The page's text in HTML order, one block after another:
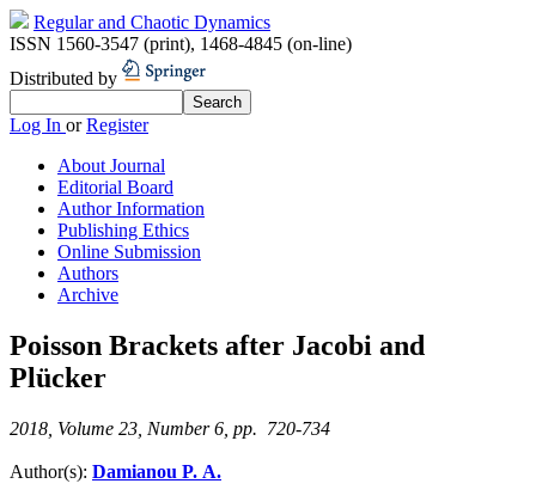
Regular and Chaotic Dynamics
ISSN 1560-3547 (print), 1468-4845 (on-line)
Distributed by
Log In orRegister
About Journal
Editorial Board
Author Information
Publishing Ethics
Online Submission
Authors
Archive
Poisson Brackets after Jacobi and
Plücker
2018, Volume 23, Number 6, pp. 720-734
Author(s): Damianou P. A.